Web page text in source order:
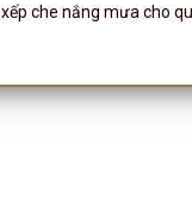
xếp che nắng mưa cho